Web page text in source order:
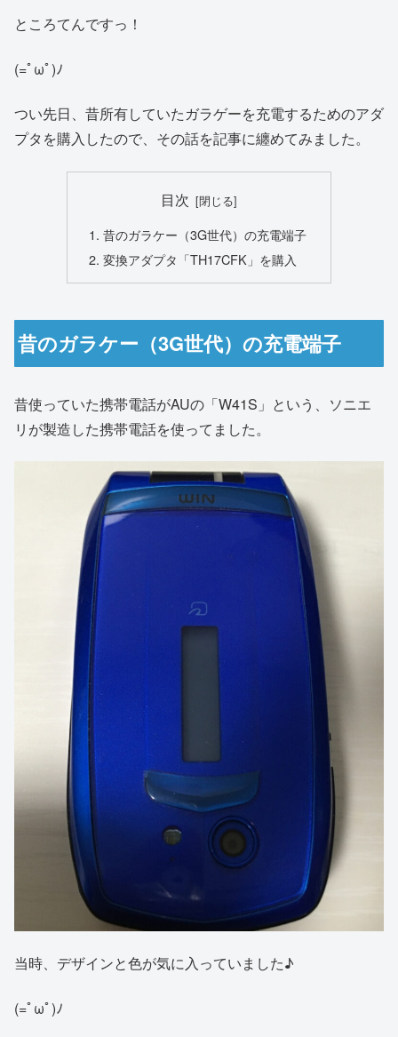
ところてんですっ！
(=ﾟωﾟ)ﾉ
つい先日、昔所有していたガラゲーを充電するためのアダ
プタを購入したので、その話を記事に纏めてみました。
目次
昔のガラケー（3G世代）の充電端子
変換アダプタ「TH17CFK」を購入
昔のガラケー（3G世代）の充電端子
昔使っていた携帯電話がAUの「W41S」という、ソニエ
リが製造した携帯電話を使ってました。
当時、デザインと色が気に入っていました♪
(=ﾟωﾟ)ﾉ